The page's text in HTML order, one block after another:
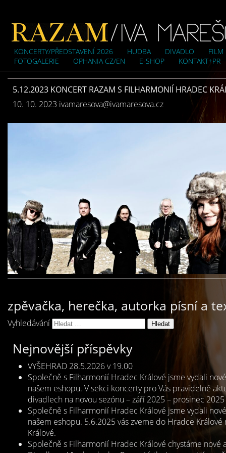
KONCERTY/PŘEDSTAVENÍ 2026 HUDBA DIVADLO
FILM
FOTOGALERIE
OPHANIA CZ/EN E-SHOP KONTAKT+PR
5.12.2023 KONCERT RAZAM S FILHARMONIÍ HRADEC
10. 10. 2023 ivamaresova@ivamaresova.cz
zpěvačka, herečka, autorka písní a
Vyhledávání
Nejnovější příspěvky
VYŠEHRAD 28.5.2026 v 19.00
Společně s Filharmonií Hradec Králové jsme vydali
našem eshopu. V sekci koncerty pro Vás pravidelně
divadlech na novou sezónu – září 2025 – prosinec
Společně s Filharmonií Hradec Králové jsme vydali
našem eshopu. 5.6.2025 vás zveme do Hradce
Králové.
Společně s Filharmonií Hradec Králové chystáme nové